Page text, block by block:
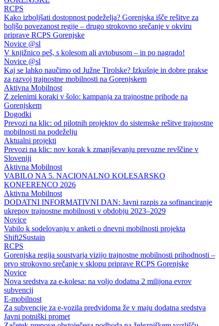
RCPS
Kako izboljšati dostopnost podeželja? Gorenjska išče rešitve za
boljšo povezanost regije – drugo strokovno srečanje v okviru
priprave RCPS Gorenjske
Novice @sl
V knjižnico peš, s kolesom ali avtobusom – in po nagrado!
Novice @sl
Kaj se lahko naučimo od Južne Tirolske? Izkušnje in dobre prakse
za razvoj trajnostne mobilnosti na Gorenjskem
Aktivna Mobilnost
Z zelenimi koraki v šolo: kampanja za trajnostne prihode na
Gorenjskem
Dogodki
Prevozi na klic: od pilotnih projektov do sistemske rešitve trajnostne
mobilnosti na podeželju
Aktualni projekti
Prevozi na klic: nov korak k zmanjševanju prevozne revščine v
Sloveniji
Aktivna Mobilnost
VABILO NA 5. NACIONALNO KOLESARSKO
KONFERENCO 2026
Aktivna Mobilnost
DODATNI INFORMATIVNI DAN: Javni razpis za sofinanciranje
ukrepov trajnostne mobilnosti v obdobju 2023–2029
Novice
Vabilo k sodelovanju v anketi o dnevni mobilnosti projekta
Shift2Sustain
RCPS
Gorenjska regija soustvarja vizijo trajnostne mobilnosti prihodnosti –
prvo strokovno srečanje v sklopu priprave RCPS Gorenjske
Novice
Nova sredstva za e-kolesa: na voljo dodatna 2 milijona evrov
subvencij
E-mobilnost
Za subvencije za e-vozila predvidoma že v maju dodatna sredstva
Javni potniški promet